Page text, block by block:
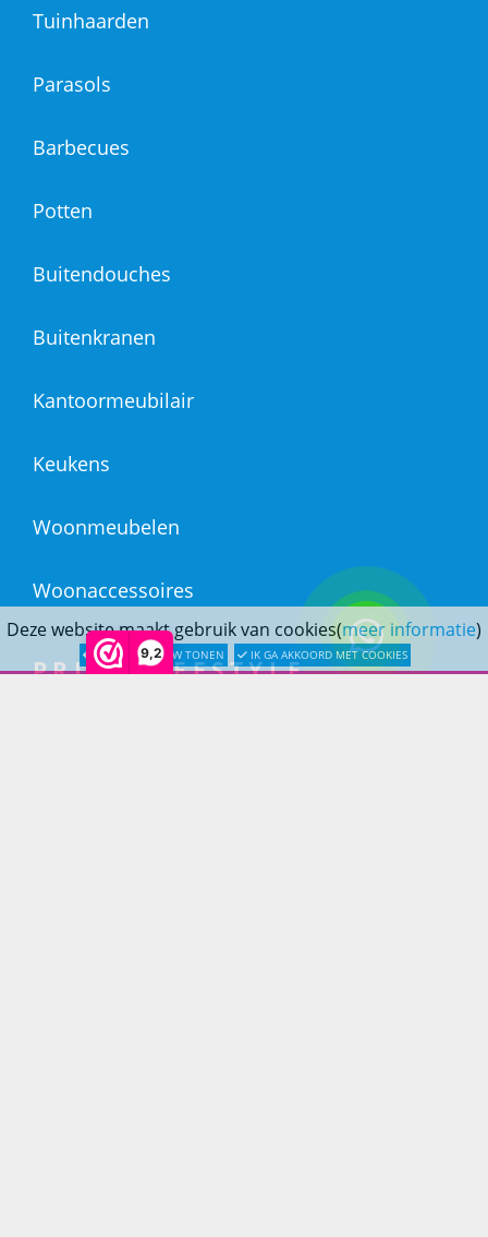
9,2
Deze website maakt gebruik van cookies(meer informatie)
LATER OPNIEUW TONEN IK GA AKKOORD MET COOKIES
Tuinhaarden
Parasols
Barbecues
Potten
Buitendouches
Buitenkranen
Kantoormeubilair
Keukens
Woonmeubelen
Woonaccessoires
PRINS LIFESTYLE